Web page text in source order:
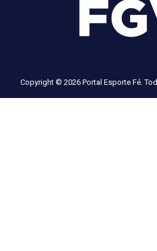
Copyright © 2026 Portal Esporte Fé.